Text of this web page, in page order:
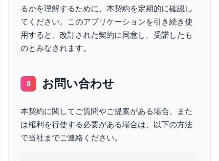
るかを理解するために、本契約を定期的に確認し
てください。このアプリケーションを引き続き使
用すると、改訂された契約に同意し、受諾したも
のとみなされます。
8 お問い合わせ
本契約に関してご質問やご提案がある場合、また
は権利を行使する必要がある場合は、以下の方法
で当社までご連絡ください。